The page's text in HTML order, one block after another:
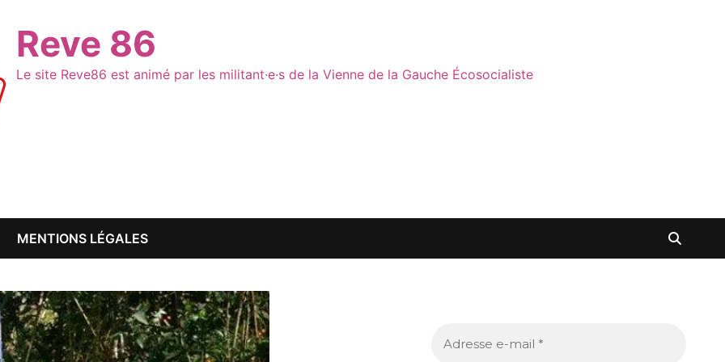
Reve 86
Le site Reve86 est animé par les militant·e·s de la Vienne de la Gauche Écosocialiste
MENTIONS LÉGALES